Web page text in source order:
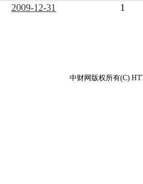
2009-12-31
1
中财网版权所有(C)